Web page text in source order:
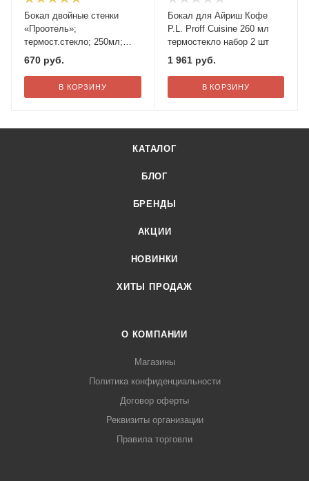
Бокал двойные стенки
«Проотель»;
термост.стекло; 250мл;
D=8см
670 руб.
В КОРЗИНУ
Бокал для Айриш Кофе
P.L. Proff Cuisine 260 мл
термостекло набор 2 шт
1 961руб.
В КОРЗИНУ
КАТАЛОГ
БЛОГ
БРЕНДЫ
АКЦИИ
НОВИНКИ
ХИТЫ ПРОДАЖ
О КОМПАНИИ
Магазины
Политика конфиденциальности
Договор оферты
Реквизиты организации
Правила торговли